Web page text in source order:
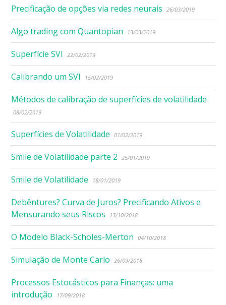
Precificação de opções via redes neurais 26/03/2019
Algo trading com Quantopian 13/03/2019
Superfície SVI 22/02/2019
Calibrando um SVI 15/02/2019
Métodos de calibração de superfícies de volatilidade
08/02/2019
Superfícies de Volatilidade 01/02/2019
Smile de Volatilidade parte 2 25/01/2019
Smile de Volatilidade 18/01/2019
Debêntures? Curva de Juros? Precificando Ativos e
Mensurando seus Riscos
13/10/2018
O Modelo Black-Scholes-Merton 04/10/2018
Simulação de Monte Carlo 26/09/2018
Processos Estocásticos para Finanças: uma
introdução
17/09/2018